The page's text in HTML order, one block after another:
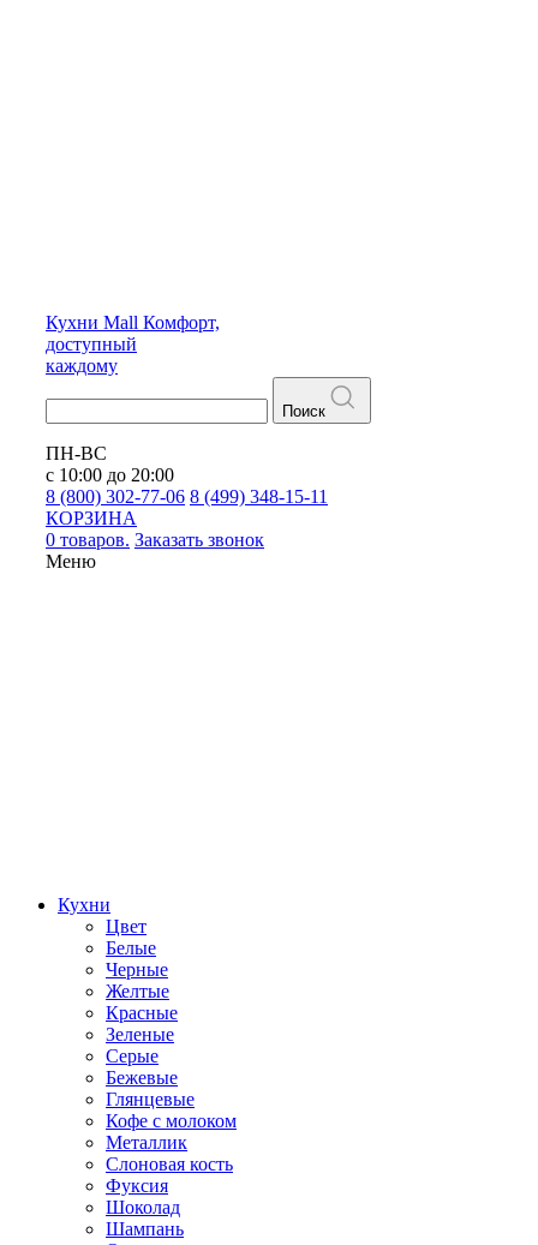
Кухни Mall Комфорт,
доступный
каждому
Поиск
ПН-ВС
с 10:00 до 20:00
8 (800) 302-77-06 8 (499) 348-15-11
КОРЗИНА
0 товаров. Заказать звонок
Меню
Кухни
Цвет
Белые
Черные
Желтые
Красные
Зеленые
Серые
Бежевые
Глянцевые
Кофе с молоком
Металлик
Слоновая кость
Фуксия
Шоколад
Шампань